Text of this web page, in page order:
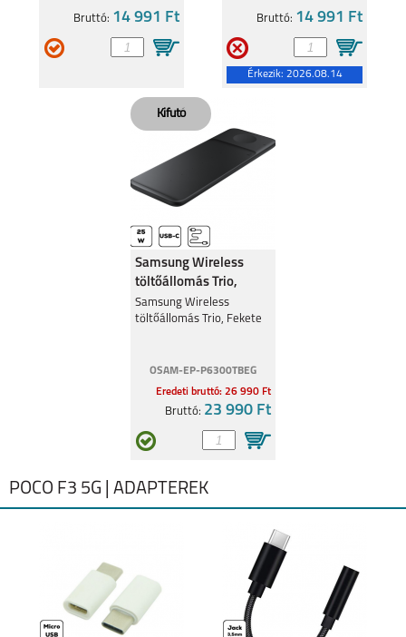
Bruttó: 14 991 Ft Bruttó: 14 991 Ft
Érkezik: 2026.08.14
Samsung Wireless
töltőállomás Trio,
Fekete
Samsung Wireless
töltőállomás Trio, Fekete
OSAM-EP-P6300TBEG
Eredeti bruttó: 26 990 Ft
Bruttó: 23 990 Ft
POCO F3 5G | ADAPTEREK